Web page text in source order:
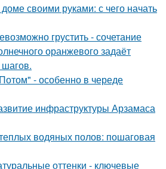
своими руками: с чего начать
грустить - сочетание
оранжевого задаёт
- особенно в череде
инфраструктуры Арзамаса
водяных полов: пошаговая
оттенки - ключевые